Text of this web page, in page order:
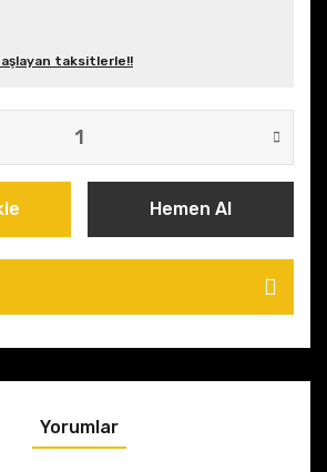
taksitlerle!!
Hemen Al
Yorumlar